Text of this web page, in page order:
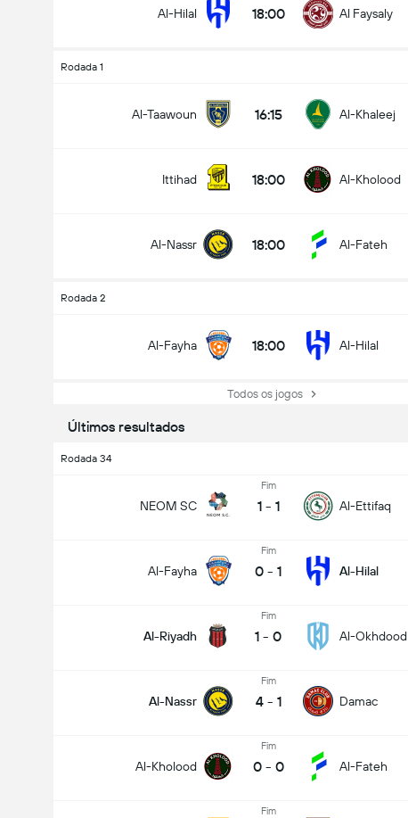
Al-Hilal 18:00 Al Faysaly
Rodada 1
Al-Taawoun 16:15 Al-Khaleej
Ittihad 18:00 Al-Kholood
Al-Nassr 18:00 Al-Fateh
Rodada 2
Al-Fayha 18:00 Al-Hilal
Todos os jogos
Últimos resultados
Rodada 34
NEOM SC
Fim
1 - 1 Al-Ettifaq
Al-Fayha
Fim
0 - 1 Al-Hilal
Al-Riyadh
Fim
1 - 0 Al-Okhdood
Al-Nassr
Fim
4 - 1 Damac
Al-Kholood
Fim
0 - 0 Al-Fateh
Fim